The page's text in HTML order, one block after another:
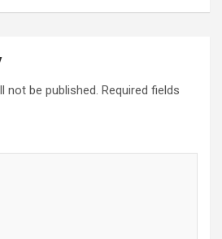
not be published. Required fields